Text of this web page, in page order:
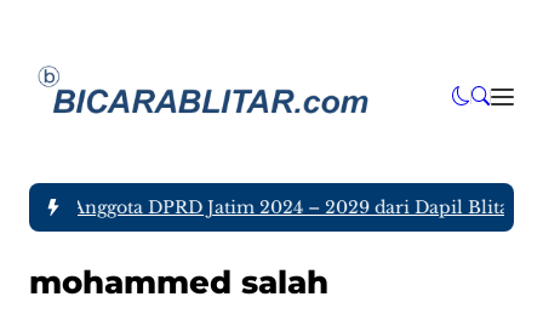
tujuh Anggota DPRD Jatim 2024 – 2029 dari Dapil Blitar
mohammed salah